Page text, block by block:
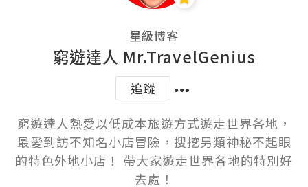
星級博客
窮遊達人 Mr.TravelGenius
追蹤
窮遊達人熱愛以低成本旅遊方式遊走世界各地，
最愛到訪不知名小店冒險，搜挖另類神秘不起眼
的特色外地小店！ 帶大家遊走世界各地的特別好